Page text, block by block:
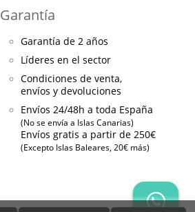
Garantía
Garantía de 2 años
Líderes en el sector
Condiciones de venta,
envíos y devoluciones
Envíos 24/48h a toda España
(No se envía a Islas Canarias)
Envíos gratis a partir de 250€
(Excepto Islas Baleares, 20€ más)